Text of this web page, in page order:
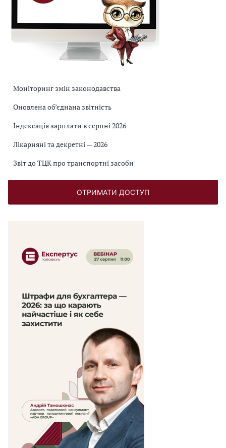
Моніторинг змін законодавства
Оновлена об’єднана звітність
Індексація зарплати в серпні 2026
Лікарняні та декретні — 2026
Звіт до ТЦК про транспортні засоби
ОТРИМАТИ ДОСТУП